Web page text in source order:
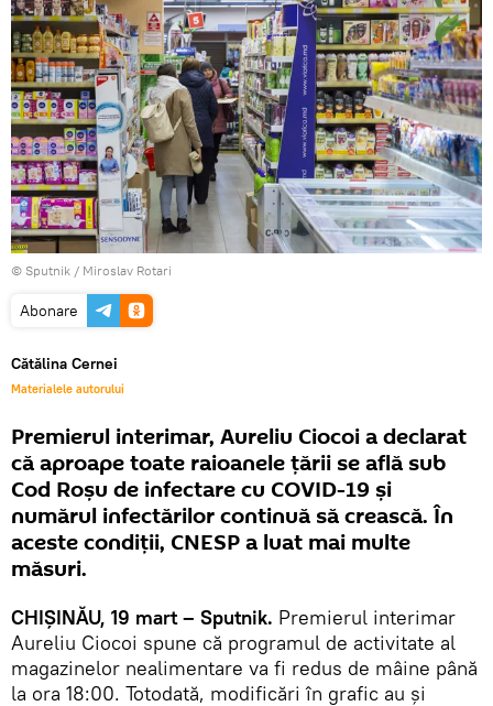
© Sputnik / Miroslav Rotari
Abonare
Cătălina Cernei
Materialele autorului
Premierul interimar, Aureliu Ciocoi a declarat
că aproape toate raioanele țării se află sub
Cod Roșu de infectare cu COVID-19 și
numărul infectărilor continuă să crească. În
aceste condiții, CNESP a luat mai multe
măsuri.
CHIȘINĂU, 19 mart – Sputnik. Premierul interimar
Aureliu Ciocoi spune că programul de activitate al
magazinelor nealimentare va fi redus de mâine până
la ora 18:00. Totodată, modificări în grafic au și